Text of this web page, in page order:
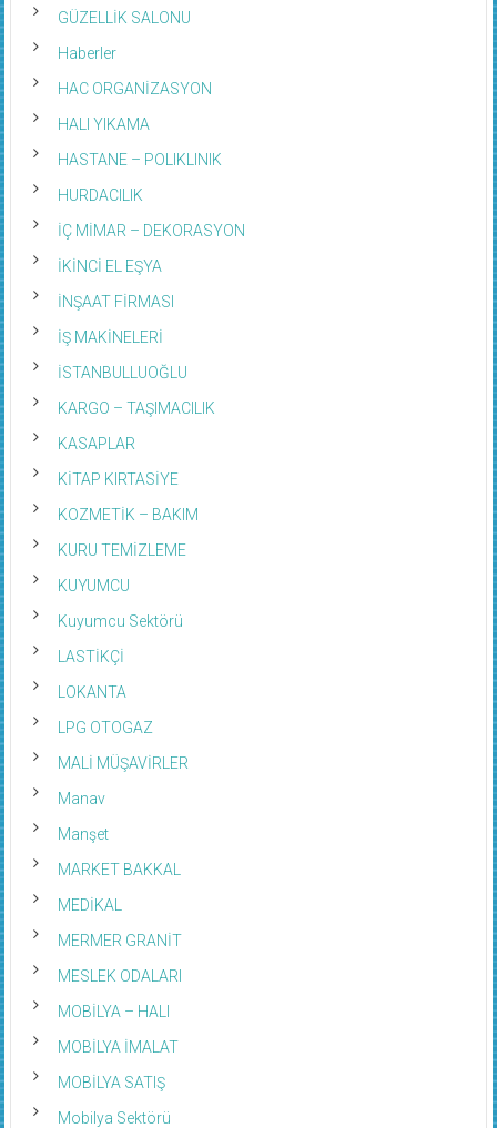
GÜZELLİK SALONU
Haberler
HAC ORGANİZASYON
HALI YIKAMA
HASTANE – POLIKLINIK
HURDACILIK
İÇ MİMAR – DEKORASYON
İKİNCİ EL EŞYA
İNŞAAT FİRMASI
İŞ MAKİNELERİ
İSTANBULLUOĞLU
KARGO – TAŞIMACILIK
KASAPLAR
KİTAP KIRTASİYE
KOZMETİK – BAKIM
KURU TEMİZLEME
KUYUMCU
Kuyumcu Sektörü
LASTİKÇİ
LOKANTA
LPG OTOGAZ
MALİ MÜŞAVİRLER
Manav
Manşet
MARKET BAKKAL
MEDİKAL
MERMER GRANİT
MESLEK ODALARI
MOBİLYA – HALI
MOBİLYA İMALAT
MOBİLYA SATIŞ
Mobilya Sektörü